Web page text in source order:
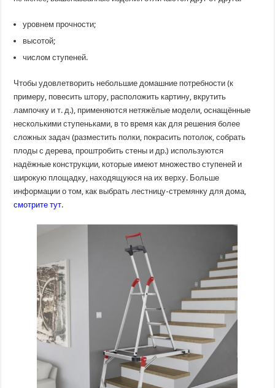
уровнем прочности;
высотой;
числом ступеней.
Чтобы удовлетворить небольшие домашние потребности (к
примеру, повесить штору, расположить картину, вкрутить
лампочку и т. д.), применяются нетяжёлые модели, оснащённые
несколькими ступеньками, в то время как для решения более
сложных задач (разместить полки, покрасить потолок, собрать
плоды с дерева, проштробить стены и др.) используются
надёжные конструкции, которые имеют множество ступеней и
широкую площадку, находящуюся на их верху. Больше
информации о том, как выбрать лестницу-стремянку для дома,
смотрите тут.